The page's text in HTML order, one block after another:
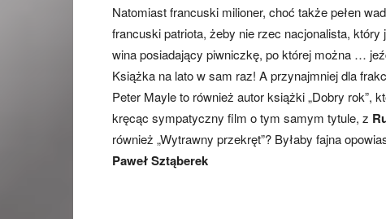
Natomiast francuski milioner, choć także pełen
francuski patriota, żeby nie rzec nacjonalista,
wina posiadający piwniczkę, po której można …
Książka na lato w sam raz! A przynajmniej dla
Peter Mayle to również autor książki „Dobry rok”,
kręcąc sympatyczny film o tym samym tytule, z
również „Wytrawny przekręt”? Byłaby fajna
Paweł Sztąberek